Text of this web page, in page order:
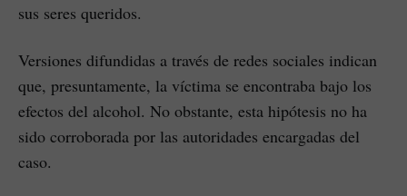
sus seres queridos.
Versiones difundidas a través de redes sociales indican
que, presuntamente, la víctima se encontraba bajo los
efectos del alcohol. No obstante, esta hipótesis no ha
sido corroborada por las autoridades encargadas del
caso.